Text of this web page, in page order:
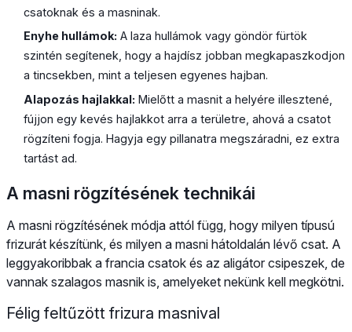
csatoknak és a masninak.
Enyhe hullámok: A laza hullámok vagy göndör fürtök
szintén segítenek, hogy a hajdísz jobban megkapaszkodjon
a tincsekben, mint a teljesen egyenes hajban.
Alapozás hajlakkal: Mielőtt a masnit a helyére illesztené,
fújjon egy kevés hajlakkot arra a területre, ahová a csatot
rögzíteni fogja. Hagyja egy pillanatra megszáradni, ez extra
tartást ad.
A masni rögzítésének technikái
A masni rögzítésének módja attól függ, hogy milyen típusú
frizurát készítünk, és milyen a masni hátoldalán lévő csat. A
leggyakoribbak a francia csatok és az aligátor csipeszek, de
vannak szalagos masnik is, amelyeket nekünk kell megkötni.
Félig feltűzött frizura masnival